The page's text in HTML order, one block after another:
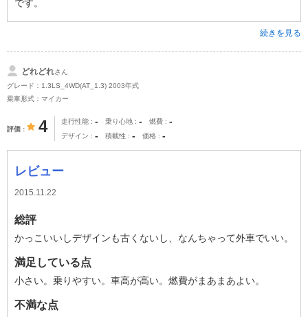
です。
続きを見る
どれどれさん
グレード：1.3LS_4WD(AT_1.3) 2003年式
乗車形式：マイカー
評価 4 走行性能 - 乗り心地 - 燃費 -
デザイン - 積載性 - 価格 -
レビュー
2015.11.22
総評
かっこいいしデザインも古くないし、なんちゃって外車でいい。
満足している点
小さい。乗りやすい。車高が高い。燃費がまあまあよい。
不満な点